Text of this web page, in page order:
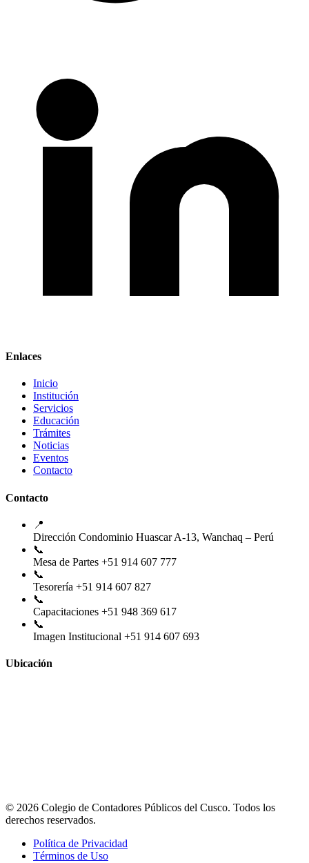
Enlaces
Inicio
Institución
Servicios
Educación
Trámites
Noticias
Eventos
Contacto
Contacto
📍
Dirección Condominio Huascar A-13, Wanchaq – Perú
📞
Mesa de Partes +51 914 607 777
📞
Tesorería +51 914 607 827
📞
Capacitaciones +51 948 369 617
📞
Imagen Institucional +51 914 607 693
Ubicación
© 2026 Colegio de Contadores Públicos del Cusco. Todos los
derechos reservados.
Política de Privacidad
Términos de Uso